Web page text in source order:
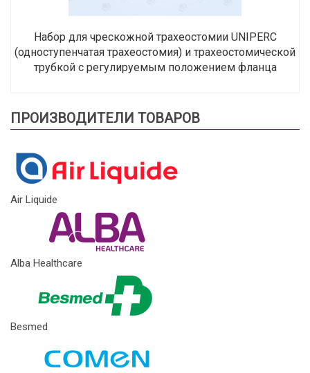
Набор для чрескожной трахеостомии UNIPERC
(одноступенчатая трахеостомия) и трахеостомической
трубкой с регулируемым положением фланца
ПРОИЗВОДИТЕЛИ ТОВАРОВ
Air Liquide
Alba Healthcare
Besmed